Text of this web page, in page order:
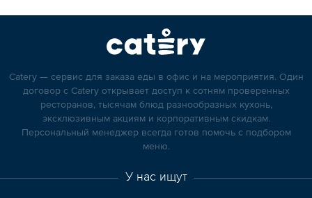
Catery — сервис для заказа еды в офис и на мероприятия. Один
договор с Catery открывает доступ к сотням проверенных
ресторанов, тысячам блюд разнообразных кухонь,
эксклюзивным акциям и корпоративным скидкам.
Персональный менеджер всегда готов помочь с подбором
меню.
У нас ищут